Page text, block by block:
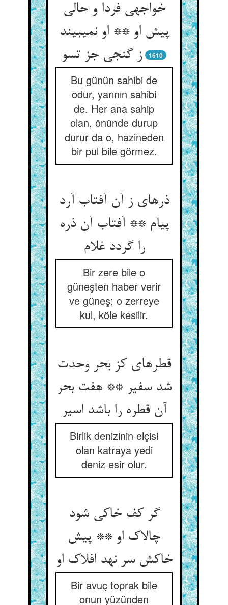
خواجه‏ی فردا و حالی
پیش او ** او نمی‏بیند
ز گنجی جز تسو
1610
Bu günün sahibi de
odur, yarının sahibi
de. Her ana sahip
olan, önünde durup
durur da o, hazineden
bir pul bile görmez.
ذره‏ای ز آن آفتاب آرد
پیام ** آفتاب آن ذره
را گردد غلام‏
Bir zere bile o
güneşten haber verir
ve güneş; o zerreye
kul, köle kesilir.
قطره‏ای کز بحر وحدت
شد سفیر ** هفت بحر
آن قطره را باشد اسیر
Birlik denizinin elçisi
olan katraya yedi
deniz esir olur.
گر کف خاکی شود
چالاک او ** پیش
خاکش سر نهد افلاک او
Bir avuç toprak bile
onun yüzünden